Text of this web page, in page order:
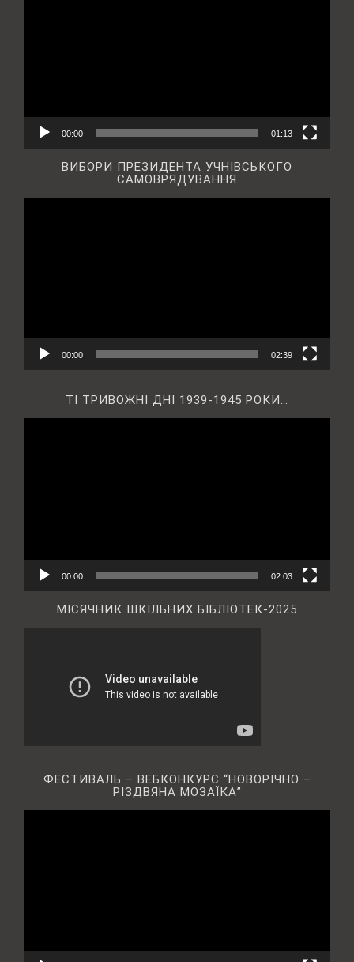
00:00 01:13
ВИБОРИ ПРЕЗИДЕНТА УЧНІВСЬКОГО
САМОВРЯДУВАННЯ
00:00 02:39
ТІ ТРИВОЖНІ ДНІ 1939-1945 РОКИ…
00:00 02:03
МІСЯЧНИК ШКІЛЬНИХ БІБЛІОТЕК-2025
ФЕСТИВАЛЬ – ВЕБКОНКУРС “НОВОРІЧНО –
РІЗДВЯНА МОЗАЇКА”